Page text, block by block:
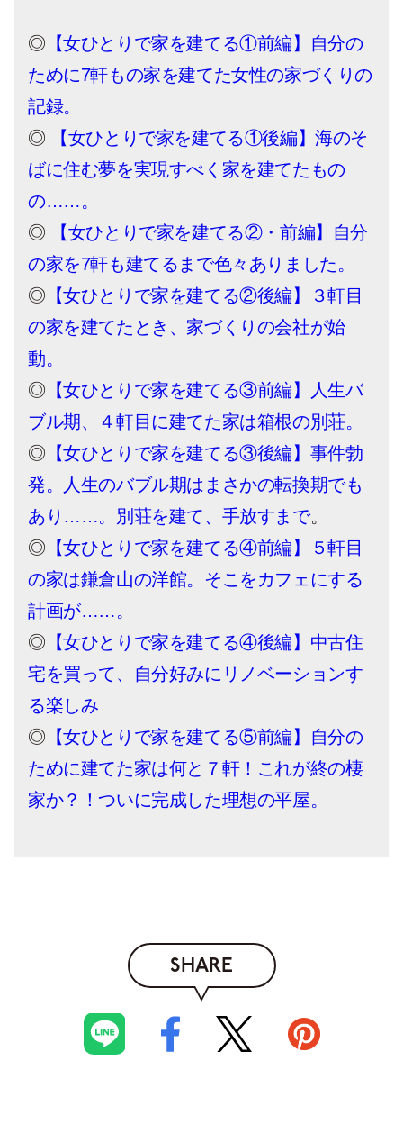
◎ 【女ひとりで家を建てる①前編】自分の
ために7軒もの家を建てた女性の家づくりの
記録。
◎
【女ひとりで家を建てる①後編】海のそ
ばに住む夢を実現すべく家を建てたもの
の……。
◎
【女ひとりで家を建てる②・前編】自分
の家を7軒も建てるまで色々ありました。
◎ 【女ひとりで家を建てる②後編】３軒目
の家を建てたとき、家づくりの会社が始
動。
◎ 【女ひとりで家を建てる③前編】人生バ
ブル期、４軒目に建てた家は箱根の別荘。
◎ 【女ひとりで家を建てる③後編】事件勃
発。人生のバブル期はまさかの転換期でも
あり……。別荘を建て、手放すまで。
◎ 【女ひとりで家を建てる④前編】５軒目
の家は鎌倉山の洋館。そこをカフェにする
計画が……。
◎ 【女ひとりで家を建てる④後編】中古住
宅を買って、自分好みにリノベーションす
る楽しみ
◎ 【女ひとりで家を建てる⑤前編】自分の
ために建てた家は何と７軒！これが終の棲
家か？！ついに完成した理想の平屋。
SHARE